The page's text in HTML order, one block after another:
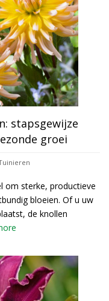
stapsgewijze
groei
om sterke, productieve
bloeien. Of u uw
de knollen